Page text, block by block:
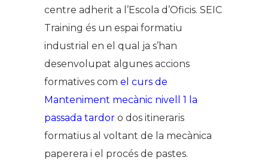
centre adherit a l’Escola d’Oficis. SEIC
Training és un espai formatiu
industrial en el qual ja s’han
desenvolupat algunes accions
formatives com el curs de
Manteniment mecànic nivell 1 la
passada tardor o dos itineraris
formatius al voltant de la mecànica
paperera i el procés de pastes.